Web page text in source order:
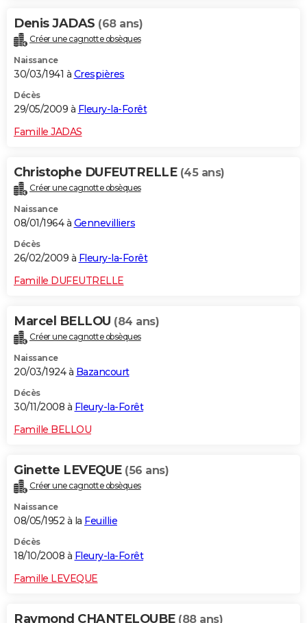
Denis JADAS (68 ans)
Créer une cagnotte obsèques
Naissance
30/03/1941 à Crespières
Décès
29/05/2009 à Fleury-la-Forêt
Famille JADAS
Christophe DUFEUTRELLE (45 ans)
Créer une cagnotte obsèques
Naissance
08/01/1964 à Gennevilliers
Décès
26/02/2009 à Fleury-la-Forêt
Famille DUFEUTRELLE
Marcel BELLOU (84 ans)
Créer une cagnotte obsèques
Naissance
20/03/1924 à Bazancourt
Décès
30/11/2008 à Fleury-la-Forêt
Famille BELLOU
Ginette LEVEQUE (56 ans)
Créer une cagnotte obsèques
Naissance
08/05/1952 à la Feuillie
Décès
18/10/2008 à Fleury-la-Forêt
Famille LEVEQUE
Raymond CHANTELOUBE (88 ans)